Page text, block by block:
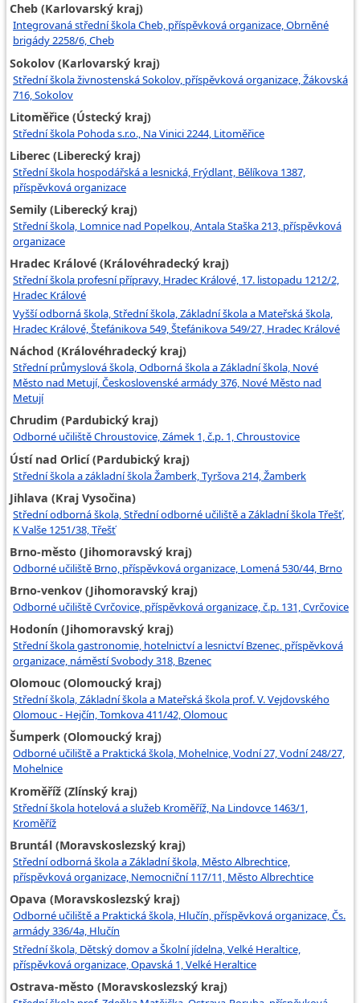
Cheb (Karlovarský kraj)
Integrovaná střední škola Cheb, příspěvková organizace, Obrněné
brigády 2258/6, Cheb
Sokolov (Karlovarský kraj)
Střední škola živnostenská Sokolov, příspěvková organizace, Žákovská
716, Sokolov
Litoměřice (Ústecký kraj)
Střední škola Pohoda s.r.o., Na Vinici 2244, Litoměřice
Liberec (Liberecký kraj)
Střední škola hospodářská a lesnická, Frýdlant, Bělíkova 1387,
příspěvková organizace
Semily (Liberecký kraj)
Střední škola, Lomnice nad Popelkou, Antala Staška 213, příspěvková
organizace
Hradec Králové (Královéhradecký kraj)
Střední škola profesní přípravy, Hradec Králové, 17. listopadu 1212/2,
Hradec Králové
Vyšší odborná škola, Střední škola, Základní škola a Mateřská škola,
Hradec Králové, Štefánikova 549, Štefánikova 549/27, Hradec Králové
Náchod (Královéhradecký kraj)
Střední průmyslová škola, Odborná škola a Základní škola, Nové
Město nad Metují, Československé armády 376, Nové Město nad
Metují
Chrudim (Pardubický kraj)
Odborné učiliště Chroustovice, Zámek 1, č.p. 1, Chroustovice
Ústí nad Orlicí (Pardubický kraj)
Střední škola a základní škola Žamberk, Tyršova 214, Žamberk
Jihlava (Kraj Vysočina)
Střední odborná škola, Střední odborné učiliště a Základní škola Třešť,
K Valše 1251/38, Třešť
Brno-město (Jihomoravský kraj)
Odborné učiliště Brno, příspěvková organizace, Lomená 530/44, Brno
Brno-venkov (Jihomoravský kraj)
Odborné učiliště Cvrčovice, příspěvková organizace, č.p. 131, Cvrčovice
Hodonín (Jihomoravský kraj)
Střední škola gastronomie, hotelnictví a lesnictví Bzenec, příspěvková
organizace, náměstí Svobody 318, Bzenec
Olomouc (Olomoucký kraj)
Střední škola, Základní škola a Mateřská škola prof. V. Vejdovského
Olomouc - Hejčín, Tomkova 411/42, Olomouc
Šumperk (Olomoucký kraj)
Odborné učiliště a Praktická škola, Mohelnice, Vodní 27, Vodní 248/27,
Mohelnice
Kroměříž (Zlínský kraj)
Střední škola hotelová a služeb Kroměříž, Na Lindovce 1463/1,
Kroměříž
Bruntál (Moravskoslezský kraj)
Střední odborná škola a Základní škola, Město Albrechtice,
příspěvková organizace, Nemocniční 117/11, Město Albrechtice
Opava (Moravskoslezský kraj)
Odborné učiliště a Praktická škola, Hlučín, příspěvková organizace, Čs.
armády 336/4a, Hlučín
Střední škola, Dětský domov a Školní jídelna, Velké Heraltice,
příspěvková organizace, Opavská 1, Velké Heraltice
Ostrava-město (Moravskoslezský kraj)